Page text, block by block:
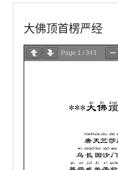
大佛顶首楞严经
Page 1 / 343